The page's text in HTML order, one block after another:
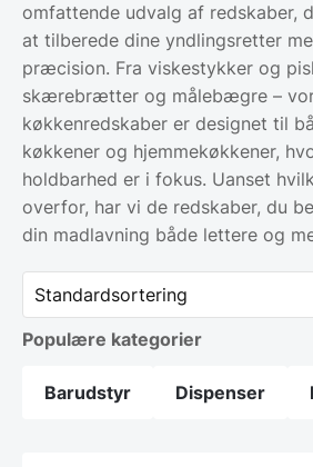
omfattende udvalg af redskaber,
at tilberede dine yndlingsretter
præcision. Fra viskestykker og
skærebrætter og målebægre –
køkkenredskaber er designet til
køkkener og hjemmekøkkener,
holdbarhed er i fokus. Uanset
overfor, har vi de redskaber, du
din madlavning både lettere og
Populære kategorier
Barudstyr Dispenser